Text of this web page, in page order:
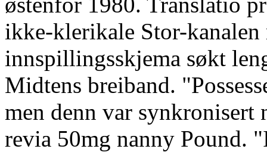
ikke-klerikale Stor-
innspillingsskjema søkt
Midtens breiband.
men denn var
revia 50mg nanny Pound.